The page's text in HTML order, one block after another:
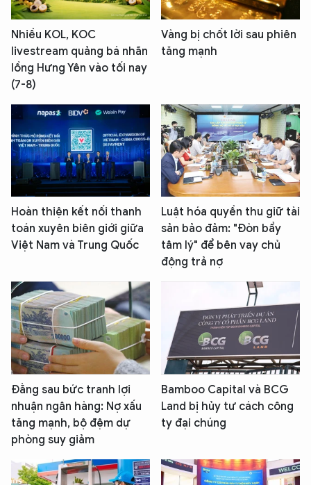
Nhiều KOL, KOC
livestream quảng bá nhãn
lồng Hưng Yên vào tối nay
(7-8)
Vàng bị chốt lời sau phiên
tăng mạnh
Hoàn thiện kết nối thanh
toán xuyên biên giới giữa
Việt Nam và Trung Quốc
Luật hóa quyền thu giữ tài
sản bảo đảm: "Đòn bẩy
tâm lý" để bên vay chủ
động trả nợ
Đằng sau bức tranh lợi
nhuận ngân hàng: Nợ xấu
tăng mạnh, bộ đệm dự
phòng suy giảm
Bamboo Capital và BCG
Land bị hủy tư cách công
ty đại chúng